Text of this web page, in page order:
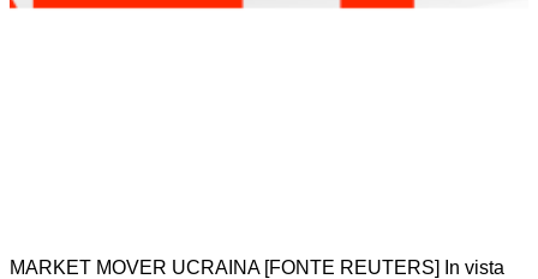
MARKET MOVER UCRAINA [FONTE REUTERS] In vista